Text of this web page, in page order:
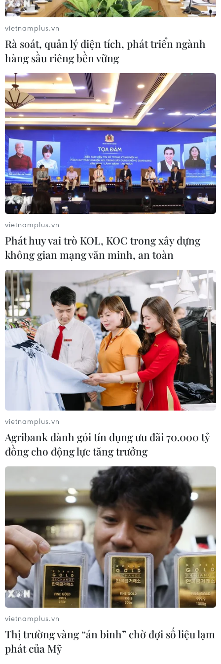
Trung Quốc, Australia kêu gọi nói "không"
với bảo hộ thương mại
17/11/2018 04:59
Chủ tịch Trung Quốc Tập Cận Bình ngày 17/11 tuyên bố
các hành động bảo hộ thương mại là "thiển cận và tất
yếu sẽ phải hứng chịu thất bại."
vietnamplus.vn
Rà soát, quản lý diện tích, phát triển ngành
hàng sầu riêng bền vững
vietnamplus.vn
Phát huy vai trò KOL, KOC trong xây dựng
không gian mạng văn minh, an toàn
vietnamplus.vn
Agribank dành gói tín dụng ưu đãi 70.000 tỷ
đồng cho động lực tăng trưởng
vietnamplus.vn
Thị trường vàng “án binh” chờ đợi số liệu lạm
phát của Mỹ